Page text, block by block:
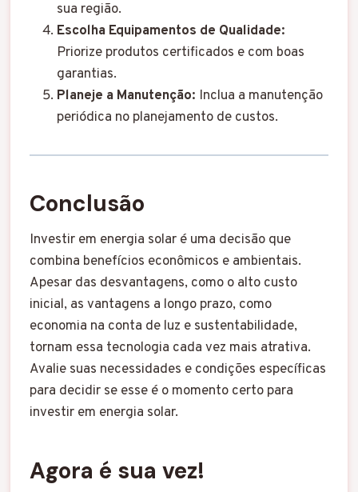
sua região.
Escolha Equipamentos de Qualidade:
Priorize produtos certificados e com boas
garantias.
Planeje a Manutenção: Inclua a manutenção
periódica no planejamento de custos.
Conclusão
Investir em energia solar é uma decisão que
combina benefícios econômicos e ambientais.
Apesar das desvantagens, como o alto custo
inicial, as vantagens a longo prazo, como
economia na conta de luz e sustentabilidade,
tornam essa tecnologia cada vez mais atrativa.
Avalie suas necessidades e condições específicas
para decidir se esse é o momento certo para
investir em energia solar.
Agora é sua vez!